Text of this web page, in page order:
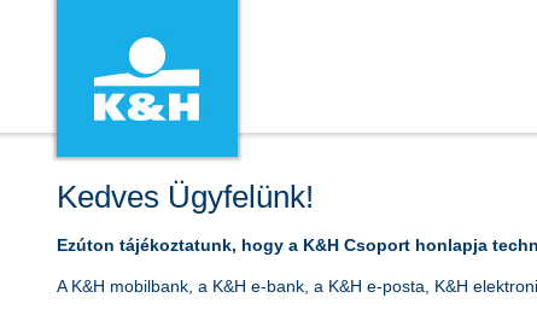
Kedves Ügyfelünk!
Ezúton tájékoztatunk, hogy a K&H Csoport honlapja
A K&H mobilbank, a K&H e-bank, a K&H e-posta, K&H